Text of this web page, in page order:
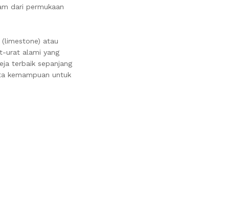
dari permukaan
atau
urat alami yang
terbaik sepanjang
kemampuan untuk